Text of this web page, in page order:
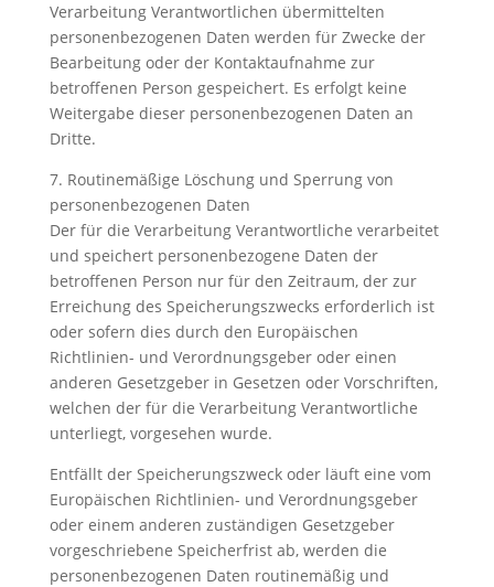
Verarbeitung Verantwortlichen übermittelten
personenbezogenen Daten werden für Zwecke der
Bearbeitung oder der Kontaktaufnahme zur
betroffenen Person gespeichert. Es erfolgt keine
Weitergabe dieser personenbezogenen Daten an
Dritte.
7. Routinemäßige Löschung und Sperrung von
personenbezogenen Daten
Der für die Verarbeitung Verantwortliche verarbeitet
und speichert personenbezogene Daten der
betroffenen Person nur für den Zeitraum, der zur
Erreichung des Speicherungszwecks erforderlich ist
oder sofern dies durch den Europäischen
Richtlinien- und Verordnungsgeber oder einen
anderen Gesetzgeber in Gesetzen oder Vorschriften,
welchen der für die Verarbeitung Verantwortliche
unterliegt, vorgesehen wurde.
Entfällt der Speicherungszweck oder läuft eine vom
Europäischen Richtlinien- und Verordnungsgeber
oder einem anderen zuständigen Gesetzgeber
vorgeschriebene Speicherfrist ab, werden die
personenbezogenen Daten routinemäßig und